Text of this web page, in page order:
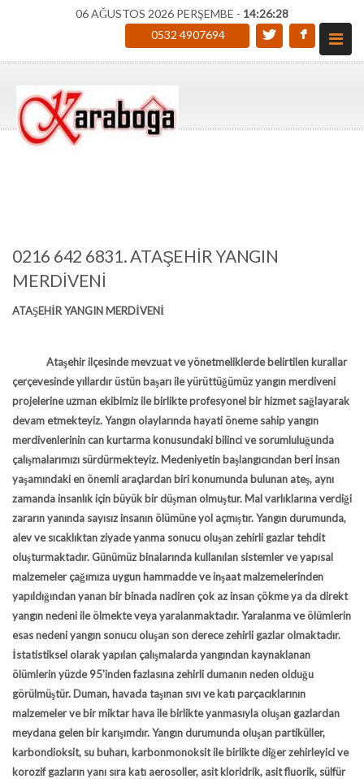
06 AĞUSTOS 2026 PERŞEMBE - 14:26:29
0532 4907694
0216 642 6831. ATAŞEHİR YANGIN
MERDİVENİ
ATAŞEHİR YANGIN MERDİVENİ
Ataşehir ilçesinde mevzuat ve yönetmeliklerde belirtilen kurallar
çerçevesinde yıllardır üstün başarı ile yürüttüğümüz yangın merdiveni
projelerine uzman ekibimiz ile birlikte profesyonel bir hizmet sağlayarak
devam etmekteyiz. Yangın olaylarında hayati öneme sahip yangın
merdivenlerinin can kurtarma konusundaki bilinci ve sorumluluğunda
çalışmalarımızı sürdürmekteyiz. Medeniyetin başlangıcından beri insan
yaşamındaki en önemli araçlardan biri konumunda bulunan ateş, aynı
zamanda insanlık için büyük bir düşman olmuştur. Mal varlıklarına verdiği
zararın yanında sayısız insanın ölümüne yol açmıştır. Yangın durumunda,
alev ve sıcaklıktan ziyade yanma sonucu oluşan zehirli gazlar tehdit
oluşturmaktadır. Günümüz binalarında kullanılan sistemler ve yapısal
malzemeler çağımıza uygun hammadde ve inşaat malzemelerinden
yapıldığından yanan bir binada nadiren çok az insan çökme ya da direkt
yangın nedeni ile ölmekte veya yaralanmaktadır. Yaralanma ve ölümlerin
esas nedeni yangın sonucu oluşan son derece zehirli gazlar olmaktadır.
İstatistiksel olarak yapılan çalışmalarda yangından kaynaklanan
ölümlerin yüzde 95'inden fazlasına zehirli dumanın neden olduğu
görülmüştür. Duman, havada taşınan sıvı ve katı parçacıklarının
malzemeler ve bir miktar hava ile birlikte yanmasıyla oluşan gazlardan
meydana gelen bir karışımdır. Yangın durumunda oluşan partiküller,
karbondioksit, su buharı, karbonmonoksit ile birlikte diğer zehirleyici ve
korozif gazların yanı sıra katı aerosoller, asit kloridrik, asit fluorik, sülfür